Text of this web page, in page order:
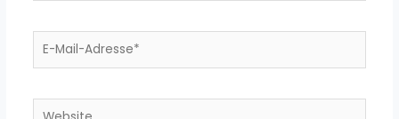
E-
Website